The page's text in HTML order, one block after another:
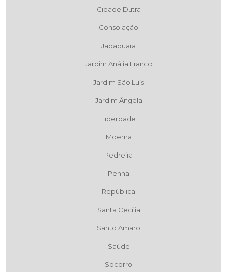
Cidade Dutra
Consolação
Jabaquara
Jardim Anália Franco
Jardim São Luís
Jardim Ângela
Liberdade
Moema
Pedreira
Penha
República
Santa Cecília
Santo Amaro
Saúde
Socorro